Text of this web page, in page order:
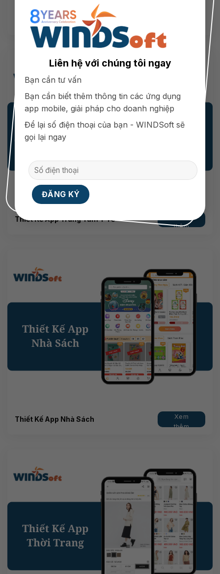
Liên hệ với chúng tôi ngay
Bạn cần tư vấn
Bạn cần biết thêm thông tin các ứng dụng
app mobile, giải pháp cho doanh nghiệp
Để lại số điện thoại của bạn - WINDSoft sẽ
gọi lại ngay
Thiết Kế App Du Lịch
Thiết Kế App Trung Tâm Y Tế
thêm
Thiết Kế App Nhà Sách
Xem
thêm